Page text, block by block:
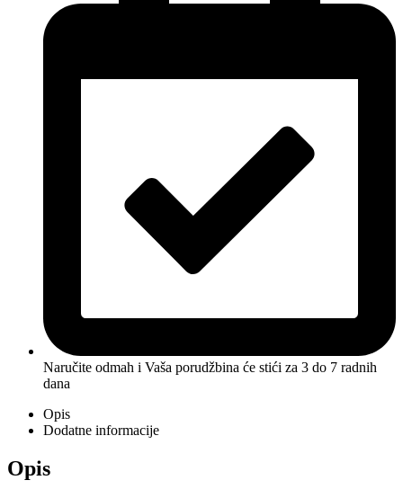
Naručite odmah i Vaša porudžbina će stići za 3 do 7 radnih
dana
Opis
Dodatne informacije
Opis